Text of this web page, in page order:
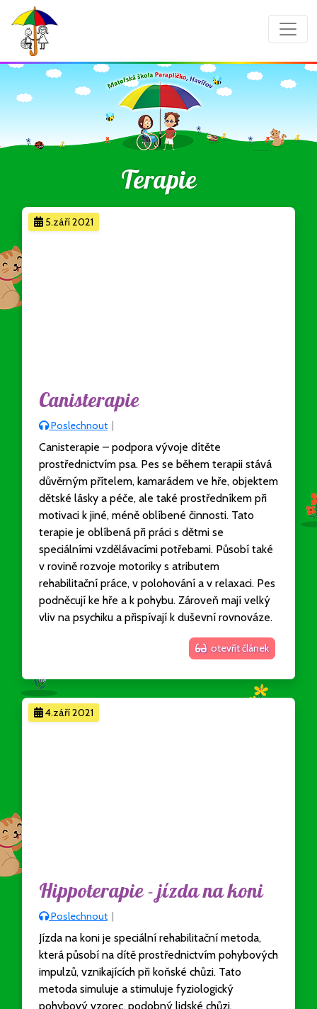
Terapie
5.září 2021
Canisterapie
Poslechnout |
Canisterapie – podpora vývoje dítěte
prostřednictvím psa. Pes se během terapii stává
důvěrným přítelem, kamarádem ve hře, objektem
dětské lásky a péče, ale také prostředníkem při
motivaci k jiné, méně oblíbené činnosti. Tato
terapie je oblíbená při práci s dětmi se
speciálními vzdělávacími potřebami. Působí také
v rovině rozvoje motoriky s atributem
rehabilitační práce, v polohování a v relaxaci. Pes
podněcují ke hře a k pohybu. Zároveň mají velký
vliv na psychiku a přispívají k duševní rovnováze.
otevřít článek
4.září 2021
Hippoterapie - jízda na koni
Poslechnout |
Jízda na koni je speciální rehabilitační metoda,
která působí na dítě prostřednictvím pohybových
impulzů, vznikajících při koňské chůzi. Tato
metoda simuluje a stimuluje fyziologický
pohybový vzorec, podobný lidské chůzi,